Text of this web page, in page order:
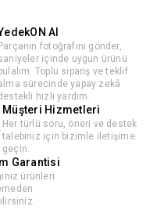
AI
fotoğrafını gönder,
içinde uygun ürünü
bulalım. Toplu sipariş ve teklif
sürecinde yapay zekâ
hızlı yardım.
Müşteri Hizmetleri
Her türlü soru, öneri ve destek
talebiniz için bizimle iletişime
geçin.
Garantisi
ürünleri